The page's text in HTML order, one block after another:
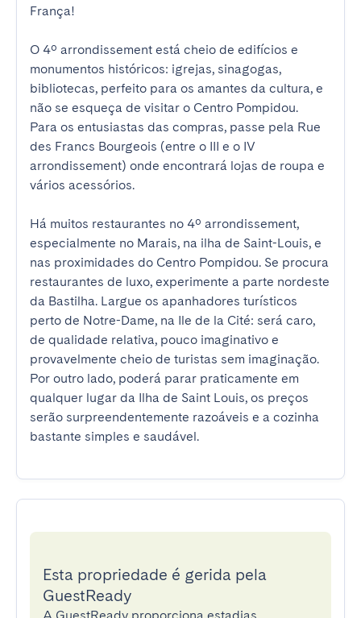
França!
O 4º arrondissement está cheio de edifícios e
monumentos históricos: igrejas, sinagogas,
bibliotecas, perfeito para os amantes da cultura, e
não se esqueça de visitar o Centro Pompidou.
Para os entusiastas das compras, passe pela Rue
des Francs Bourgeois (entre o III e o IV
arrondissement) onde encontrará lojas de roupa e
vários acessórios.
Há muitos restaurantes no 4º arrondissement,
especialmente no Marais, na ilha de Saint-Louis, e
nas proximidades do Centro Pompidou. Se procura
restaurantes de luxo, experimente a parte nordeste
da Bastilha. Largue os apanhadores turísticos
perto de Notre-Dame, na Ile de la Cité: será caro,
de qualidade relativa, pouco imaginativo e
provavelmente cheio de turistas sem imaginação.
Por outro lado, poderá parar praticamente em
qualquer lugar da Ilha de Saint Louis, os preços
serão surpreendentemente razoáveis e a cozinha
bastante simples e saudável.
Esta propriedade é gerida pela
GuestReady